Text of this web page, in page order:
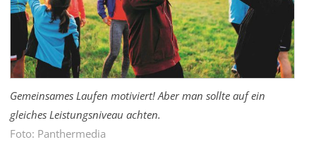
Gemeinsames Laufen motiviert! Aber man sollte auf ein
gleiches Leistungsniveau achten.
Foto: Panthermedia